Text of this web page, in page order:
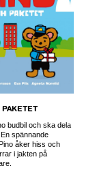
budbil och ska dela
spännande
åker hiss och
i jakten på